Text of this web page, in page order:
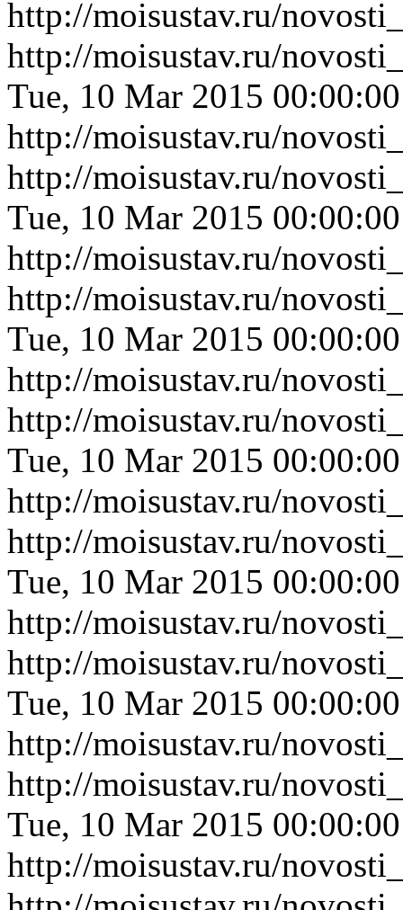
http://moisustav.ru/
http://moisustav.ru/
Tue, 10 Mar 2015
http://moisustav.ru/
http://moisustav.ru/
Tue, 10 Mar 2015
http://moisustav.ru/
http://moisustav.ru/
Tue, 10 Mar 2015
http://moisustav.ru/
http://moisustav.ru/
Tue, 10 Mar 2015
http://moisustav.ru/
http://moisustav.ru/
Tue, 10 Mar 2015
http://moisustav.ru/
http://moisustav.ru/
Tue, 10 Mar 2015
http://moisustav.ru/
http://moisustav.ru/
Tue, 10 Mar 2015
http://moisustav.ru/